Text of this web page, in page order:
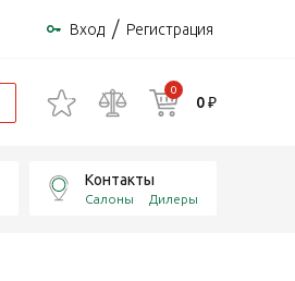
Вход / Регистрация
0
0 ₽
Контакты
Салоны Дилеры